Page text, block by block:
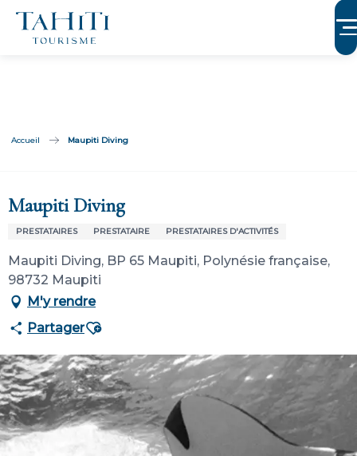
Aller
contenu
Accueil Maupiti Diving
Maupiti Diving
PRESTATAIRES PRESTATAIRE PRESTATAIRES D'ACTIVITÉS
Maupiti Diving, BP 65 Maupiti, Polynésie française,
98732 Maupiti
M'y rendre
PartagerAjouter aux favoris